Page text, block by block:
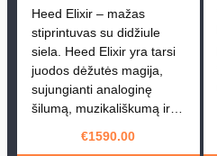
Heed Elixir – mažas
stiprintuvas su didžiule
siela. Heed Elixir yra tarsi
juodos dėžutės magija,
sujungianti analoginę
šilumą, muzikališkumą ir…
€1590.00